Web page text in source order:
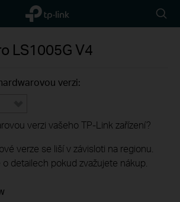
TP-Link,
Reliably
icon
LS1005G V4
verzi:
verzi vašeho TP-Link zařízení?
verze se liší v závisloti na regionu.
detailech pokud zvažujete nákup.